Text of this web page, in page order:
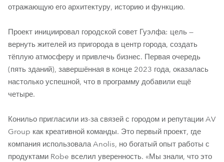
отражающую его архитектуру, историю и функцию.
Проект инициировал городской совет Гуэлфа: цель —
вернуть жителей из пригорода в центр города, создать
тёплую атмосферу и привлечь бизнес. Первая очередь
(пять зданий), завершённая в конце 2023 года, оказалась
настолько успешной, что в программу добавили ещё
четыре.
Конильо пригласили из-за связей с городом и репутации AV
Group как креативной команды. Это первый проект, где
компания использовала Anolis, но богатый опыт работы с
продуктами Robe вселил уверенность. «Мы знали, что это